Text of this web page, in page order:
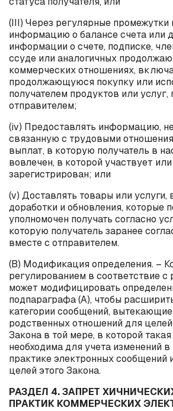
(III) Через регулярные промежутки
информацию о балансе счета или
информации о счете, подписке,
ссуде или аналогичных
коммерческих отношениях,
продолжающуюся покупку или
получателем продуктов или
отправителем;
(iv) Предоставлять информацию,
связанную с трудовыми
выплат, в которую получатель в
вовлечен, в которой участвует
зарегистрирован; или
(v) Доставлять товары или
доработки и обновления, которые
уполномочен получать согласно
которую получатель заранее
вместе с отправителем.
(B) Модификация определения. –
регулированием в соответствие с
может модифицировать
подпараграфа (А), чтобы
категории сообщений,
родственных отношений для
Закона в той мере, в которой
необходима для учета изменений в
практике электронных сообщений
целей этого Закона.
РАЗДЕЛ 4.ЗАПРЕТ
ПРАКТИК КОММЕРЧЕСКИХ